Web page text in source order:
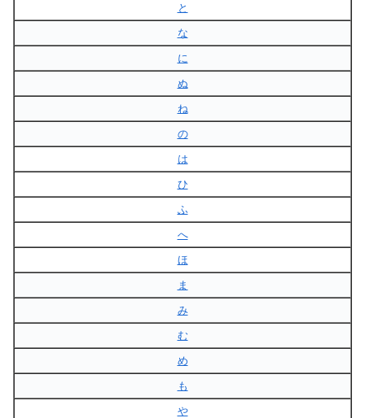
と
な
に
ぬ
ね
の
は
ひ
ふ
へ
ほ
ま
み
む
め
も
や